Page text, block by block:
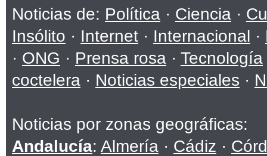
Noticias de: Política · Ciencia ·
Insólito · Internet · Internacional ·
· ONG · Prensa rosa · Tecnología
coctelera · Noticias especiales ·
Noticias por zonas geográficas:
Andalucía: Almería · Cádiz ·